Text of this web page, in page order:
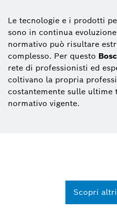
Le tecnologie e i prodotti
sono in continua
normativo può risultare
complesso. Per questo
rete di professionisti ed
coltivano la propria
costantemente sulle ultime
normativo vigente.
Scopri